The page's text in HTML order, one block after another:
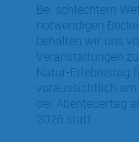
Bei schlechtem
notwendigen
behalten wir uns
Veranstaltungen
Natur-Erlebnistag
voraussichtlich am
der Abenteuertag
2026 statt.